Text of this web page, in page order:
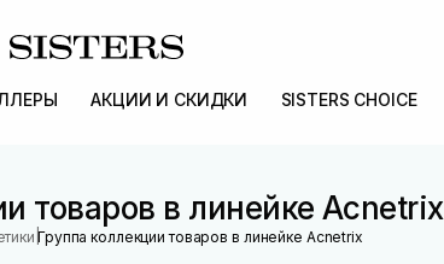
АКЦИИ И СКИДКИ SISTERS CHOICE
товаров в линейке Acnetrix
|Группа коллекции товаров в линейке Acnetrix